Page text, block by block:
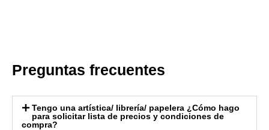
Preguntas frecuentes
Tengo una artística/ librería/ papelera ¿Cómo hago
para solicitar lista de precios y condiciones de
compra?